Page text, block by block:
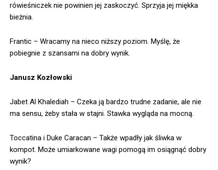
rówieśniczek nie powinien jej zaskoczyć. Sprzyja jej miękka
bieżnia.
Frantic – Wracamy na nieco niższy poziom. Myślę, że
pobiegnie z szansami na dobry wynik.
Janusz Kozłowski
Jabet Al Khalediah – Czeka ją bardzo trudne zadanie, ale nie
ma sensu, żeby stała w stajni. Stawka wygląda na mocną.
Toccatina i Duke Caracan – Także wpadły jak śliwka w
kompot. Może umiarkowane wagi pomogą im osiągnąć dobry
wynik?